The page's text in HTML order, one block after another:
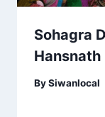
Sohagra
Hansnath
BySiwanlocal